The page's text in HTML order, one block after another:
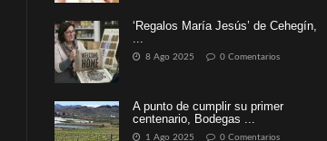
‘Regalos María Jesús’ de Cehegín,
8 Ago 2025 0 Comentarios
A punto de cumplir su primer
centenario, Bodegas ...
1 Ago 2025 0 Comentarios